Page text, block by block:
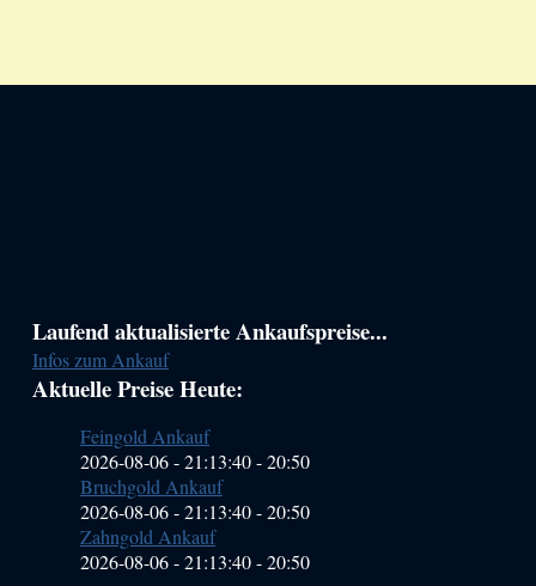
Haupt-
Sidebar
(Primary)
Laufend aktualisierte Ankaufspreise...
Infos zum Ankauf
Aktuelle Preise Heute:
Feingold Ankauf
2026-08-06 - 21:13:40-20:50
Bruchgold Ankauf
2026-08-06 - 21:13:40-20:50
Zahngold Ankauf
2026-08-06 - 21:13:40-20:50